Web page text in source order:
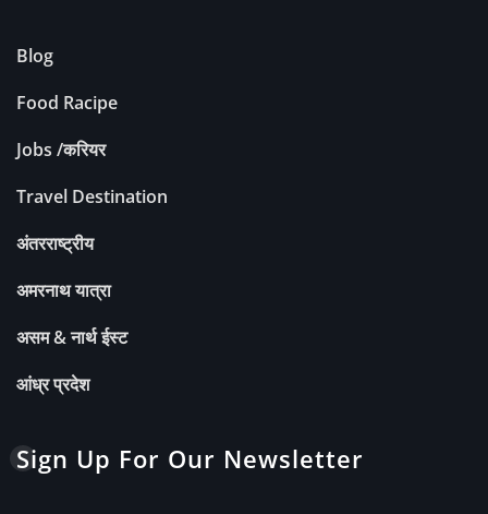
Blog
Food Racipe
Jobs /करियर
Travel Destination
अंतरराष्ट्रीय
अमरनाथ यात्रा
असम & नार्थ ईस्ट
आंध्र प्रदेश
Sign Up For Our Newsletter